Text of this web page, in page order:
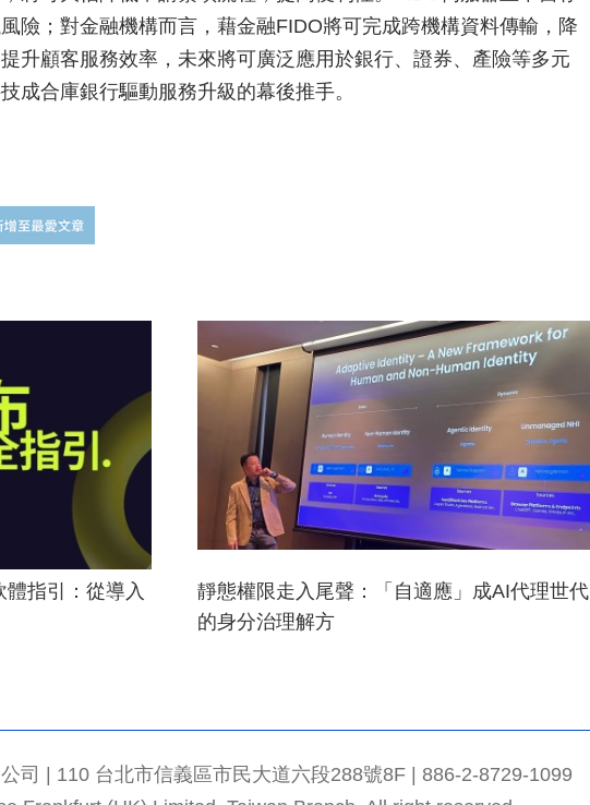
險；對金融機構而言，藉金融FIDO將可完成跨機構資料傳輸，降
升顧客服務效率，未來將可廣泛應用於銀行、證券、產險等多元
成合庫銀行驅動服務升級的幕後推手。
指引：從導入
靜態權限走入尾聲：「自適應」成AI代理世代
的身分治理解方
司 | 110 台北市信義區市民大道六段288號8F | 886-2-8729-1099